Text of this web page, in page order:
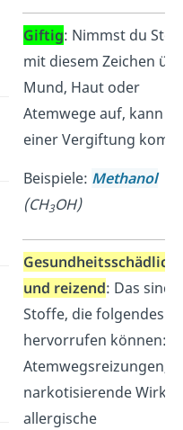
Giftig: Nimmst du
mit diesem Zeichen
Mund, Haut oder
Atemwege auf, kann
einer Vergiftung
Beispiele: Methanol
(CH3OH)
Gesundheitsschädlich
und reizend: Das sind
Stoffe, die folgendes
hervorrufen können:
Atemwegsreizungen,
narkotisierende
allergische